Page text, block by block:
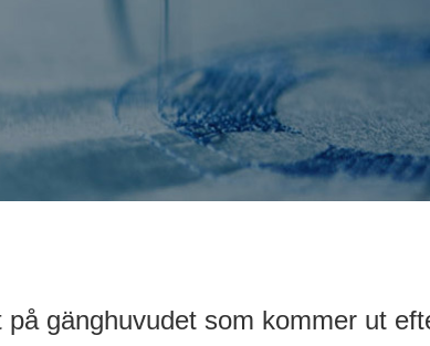
Rörformig
LJ-
gänghuvudet som kommer ut